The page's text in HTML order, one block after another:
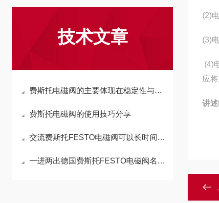
技术文章
费斯托电磁阀的主要体现在稳定性与实用性这两大方面
费斯托电磁阀的使用技巧分享
交流费斯托FESTO电磁阀可以长时间持续通电工作吗
一进两出德国费斯托FESTO电磁阀名称是什么
(2)
(3)
(4)
应
讲